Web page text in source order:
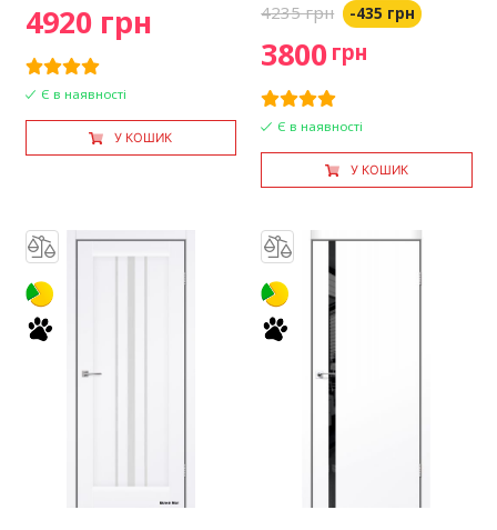
4920 грн
Є в наявності
У КОШИК
4235 грн -435 грн
3800 грн
Є в наявності
У КОШИК